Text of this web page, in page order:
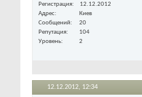
Регистрация
12.12.2012
Адрес
Киев
Сообщений
20
Репутация
104
Уровень
2
12.12.2012, 12:34